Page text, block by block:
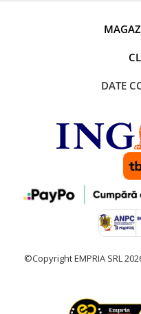
DATE
©Copyright EMPRIA SRL